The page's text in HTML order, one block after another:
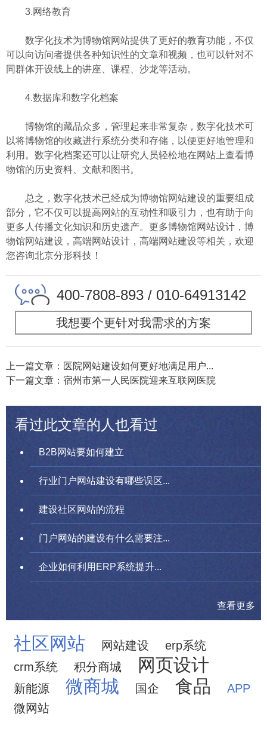
3.网络教育
数字化技术为博物馆网站提供了更好的教育功能，不仅
可以向访问者提供各种知识性的文章和视频，也可以针对不
同群体开设线上的讲座、课程、沙龙等活动。
4.数据库和数字化档案
博物馆的藏品众多，管理起来非常复杂，数字化技术可
以将博物馆的收藏进行系统分类和存储，以便更好地管理和
利用。数字化档案还可以让研究人员轻松地在网站上查看博
物馆的历史资料、文献和图书。
总之，数字化技术已经成为博物馆网站建设的重要组成
部分，它不仅可以提高网站的互动性和吸引力，也有助于向
更多人传播文化知识和历史遗产。更多博物馆网站设计，博
物馆网站建设，高端网站设计，高端网站建设等相关，欢迎
您咨询北京分形科技！
400-7808-893 / 010-64913142
我想要个更针对我需求的方案
上一篇文章：医院网站建设如何更好地满足用户...
下一篇文章：宿州市第一人民医院迎来互联网医院
看过此文章的人也看过
B2B网站要如何建立
行业门户网站建设有哪些误区...
建设社区网站的流程
门户网站的建设有什么需要注...
企业如何利用ERP系统提升...
查看更多
社区网站 网站建设
erp系统
crm系统
积分商城 网页设计
新能源 微商城 国企 食品
APP
微网站